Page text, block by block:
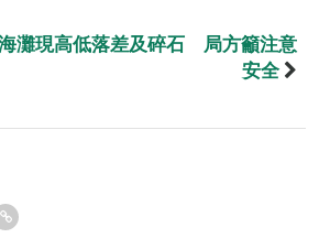
灘現高低落差及碎石 局方籲注意
安全